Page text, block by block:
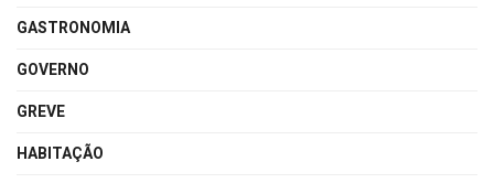
GASTRONOMIA
GOVERNO
GREVE
HABITAÇÃO